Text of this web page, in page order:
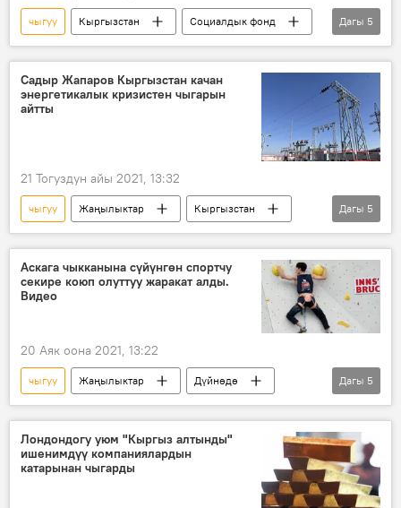
чыгуу Кыргызстан
Социалдык фонд
пенсия
мөөнөт
узартуу
аял
Дагы 5
Садыр Жапаров Кыргызстан качан
энергетикалык кризистен чыгарын
айтты
21 Тогуздун айы 2021, 13:32
чыгуу Жаңылыктар
Кыргызстан
Экономика
Саясат
кризис
Дагы 5
Аскага чыкканына сүйүнгөн спортчу
секире коюп олуттуу жаракат алды.
Видео
20 Аяк оона 2021, 13:22
чыгуу Жаңылыктар
Дүйнөдө
Спорт
Окуялар
Москва
спортчу
жаракат
Дагы 5
Лондондогу уюм "Кыргыз алтынды"
ишенимдүү компаниялардын
катарынан чыгарды